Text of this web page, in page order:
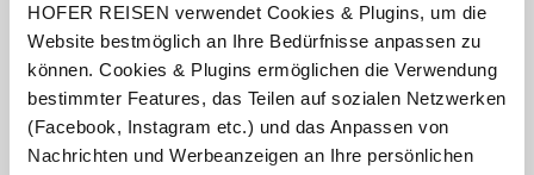
HOFER REISEN verwendet Cookies & Plugins, um die
Website bestmöglich an Ihre Bedürfnisse anpassen zu
können. Cookies & Plugins ermöglichen die Verwendung
bestimmter Features, das Teilen auf sozialen Netzwerken
(Facebook, Instagram etc.) und das Anpassen von
Nachrichten und Werbeanzeigen an Ihre persönlichen
Tee/Kaffee, offenes Bier, Rot- und Weißwein,
ausgewählte Spirituosen wie Whisky, Vodka, Weinbrand,
Gin und Rum)
Benutzung der hoteleigenen Wellnessbereichs
(Öffnungszeiten lt. Aushang vor Ort oder online)
Schladming-Dachstein Sommercard(gültig für die Dauer